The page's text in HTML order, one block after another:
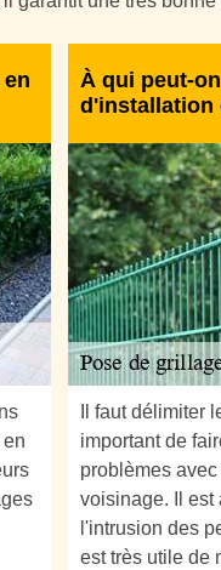
À qui peut-
d'installation
Il faut délimiter
important de
problèmes
voisinage. Il est
l'intrusion des
est très utile de